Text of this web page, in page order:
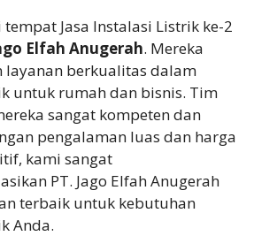
tempat Jasa Instalasi Listrik ke-2
Elfah Anugerah. Mereka
layanan berkualitas dalam
untuk rumah dan bisnis. Tim
sangat kompeten dan
pengalaman luas dan harga
kami sangat
PT. Jago Elfah Anugerah
terbaik untuk kebutuhan
Anda.